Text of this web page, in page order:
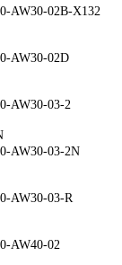
AW30-02B-X132
AW30-02D
AW30-03-2
AW30-03-2N
AW30-03-R
AW40-02